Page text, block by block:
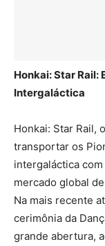
Honkai: Star Rail:
Intergaláctica
Honkai: Star Rail,
transportar os
intergaláctica
mercado global
Na mais recente
cerimônia da
grande abertura,